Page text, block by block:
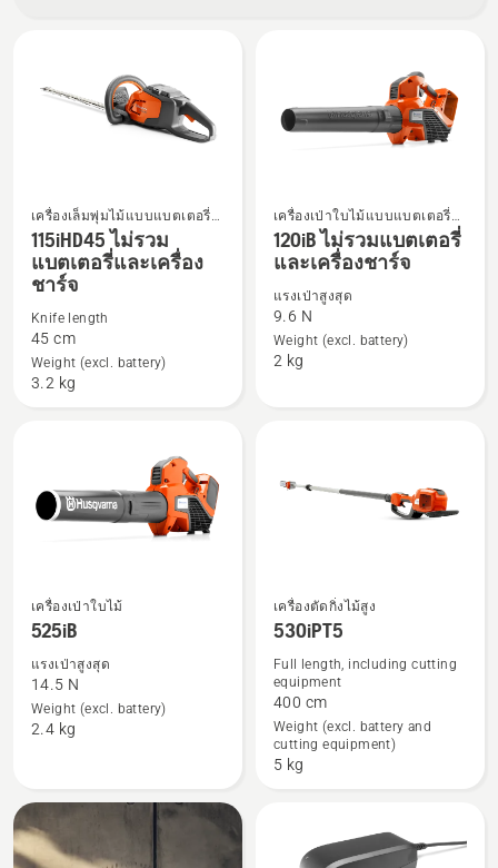
ราย
ละเอียด
เพิ่ม
เติม
เกี่ยว
กับ
แบตเตอรี่
และ
เครื่องเล็มพุ่มไม้แบบแบตเตอรี่
และไฟฟ้า
115iHD45 ไม่รวม
แบตเตอรี่และเครื่อง
ชาร์จ
Knife length
45 cm
Weight (excl. battery)
3.2 kg
ราย
เพิ่ม
เติม
เกี่ยว
แบตเตอรี่
เครื่องเป่าใบไม้แบบแบตเตอรี่
และไฟฟ้า
120iB ไม่รวมแบตเตอรี่
และเครื่องชาร์จ
แรงเป่าสูงสุด
9.6 N
Weight (excl. battery)
2 kg
ราย
ละเอียด
เติม
525iB
เครื่องเป่าใบไม้
525iB
แรงเป่าสูงสุด
14.5 N
Weight (excl. battery)
2.4 kg
ราย
ละเอียด
เพิ่ม
เติม
เกี่ยว
เครื่องตัดกิ่งไม้สูง
530iPT5
Full length, including cutting
equipment
400 cm
Weight (excl. battery and
cutting equipment)
5 kg